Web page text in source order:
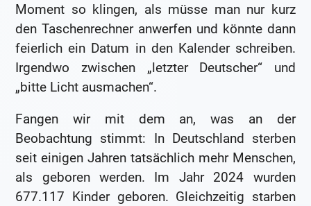
Moment so klingen, als müsse man nur kurz
den Taschenrechner anwerfen und könnte dann
feierlich ein Datum in den Kalender schreiben.
Irgendwo zwischen „letzter Deutscher“ und
„bitte Licht ausmachen“.
Fangen wir mit dem an, was an der
Beobachtung stimmt: In Deutschland sterben
seit einigen Jahren tatsächlich mehr Menschen,
als geboren werden. Im Jahr 2024 wurden
677.117 Kinder geboren. Gleichzeitig starben